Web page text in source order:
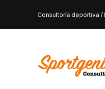
content
Consultoría deportiva /